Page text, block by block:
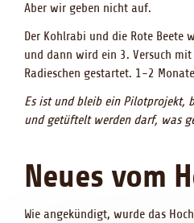
Aber wir geben nicht auf.
Der Kohlrabi und die Rote Beete
und dann wird ein 3. Versuch
Radieschen gestartet. 1-2
Es ist und bleib ein Pilotprojekt,
und getüftelt werden darf, was
Neues vom
Wie angekündigt, wurde das